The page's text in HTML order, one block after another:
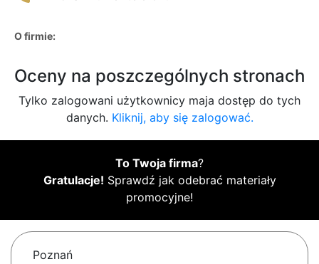
O firmie:
Oceny na poszczególnych stronach
Tylko zalogowani użytkownicy maja dostęp do tych
danych. Kliknij, aby się zalogować.
To Twoja firma?
Gratulacje! Sprawdź jak odebrać materiały
promocyjne!
Poznań